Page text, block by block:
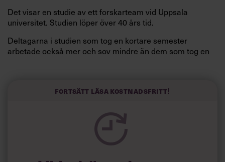
Det visar en studie av ett forskarteam vid Uppsala
universitet. Studien löper över 40 års tid.
Deltagarna i studien som tog en kortare semester
arbetade också mer och sov mindre än dem som tog en
Forskarna tror sig dessutom kunna uttyda att en längre
försök att förändra livsstilsvanor.
Fortsätt läsa kostnadsfritt!